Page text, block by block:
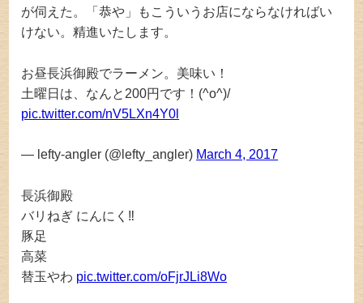
が伺えた。「恭や」もこういうお店にならなければい
けない。精進いたします。
お昼長浜御殿でラーメン。美味い！
土曜日は、なんと200円です！(^o^)/
pic.twitter.com/nV5LXn4Y0l
— lefty-angler (@lefty_angler) March 4, 2017
長浜御殿
バリねぎ にんにく‼️
豚足
高菜
替玉やわ pic.twitter.com/oFjrJLi8Wo